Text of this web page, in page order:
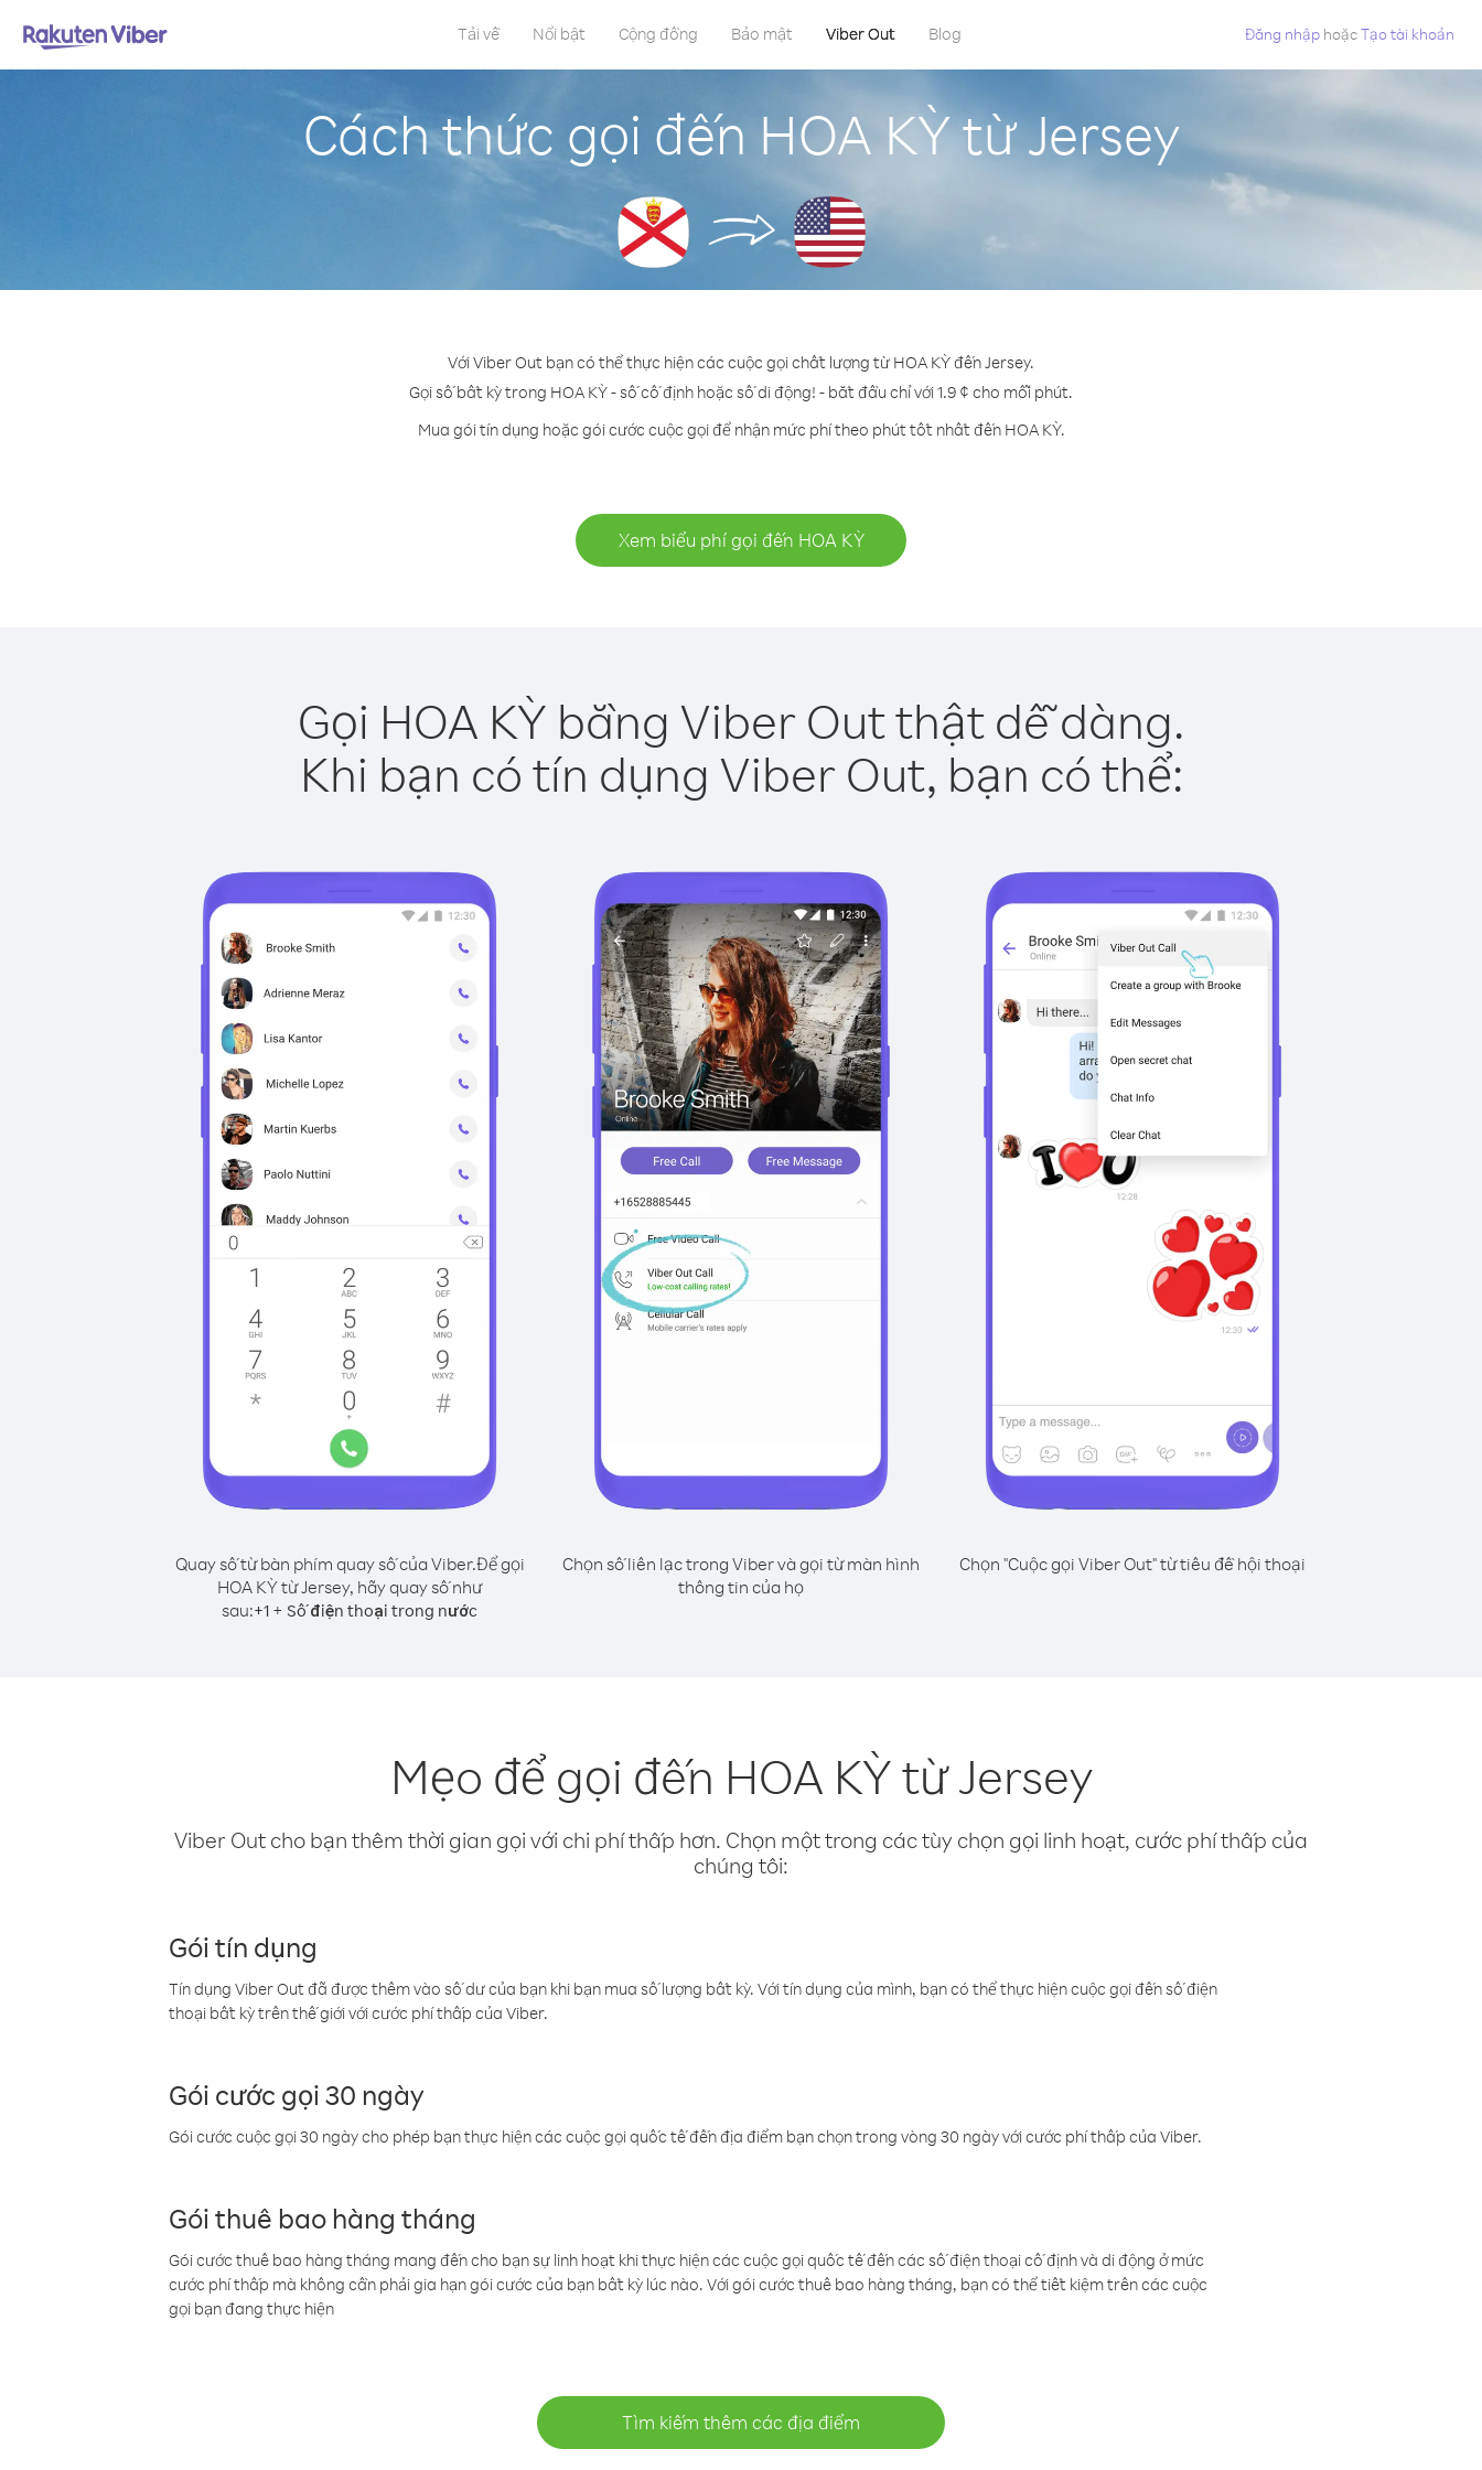
Tải về Nổi bật Cộng đồng Bảo mật Viber Out Blog Đăng nhập hoặcTạo tài khoản
Cách thức gọi đến HOA KỲ từ Jersey
Với Viber Out bạn có thể thực hiện các cuộc gọi chất lượng từ HOA KỲ đến Jersey.
Gọi số bất kỳ trong HOA KỲ - số cố định hoặc số di động! - bắt đầu chỉ với 1.9 ¢ cho mỗi phút.
Mua gói tín dụng hoặc gói cước cuộc gọi để nhận mức phí theo phút tốt nhất đến HOA KỲ.
Xem biểu phí gọi đến HOA KỲ
Gọi HOA KỲ bằng Viber Out thật dễ dàng.
Khi bạn có tín dụng Viber Out, bạn có thể:
Quay số từ bàn phím quay số của Viber.Để gọi
HOA KỲ từ Jersey, hãy quay số như
sau:+1 + Số điện thoại trong nước
Chọn số liên lạc trong Viber và gọi từ màn hình
thông tin của họ
Chọn "Cuộc gọi Viber Out" từ tiêu đề hội thoại
Mẹo để gọi đến HOA KỲ từ Jersey
Viber Out cho bạn thêm thời gian gọi với chi phí thấp hơn. Chọn một trong các tùy chọn gọi linh hoạt, cước phí thấp của
chúng tôi:
Gói tín dụng
Tín dụng Viber Out đã được thêm vào số dư của bạn khi bạn mua số lượng bất kỳ. Với tín dụng của mình, bạn có thể thực hiện cuộc gọi đến số điện
thoại bất kỳ trên thế giới với cước phí thấp của Viber.
Gói cước gọi 30 ngày
Gói cước cuộc gọi 30 ngày cho phép bạn thực hiện các cuộc gọi quốc tế đến địa điểm bạn chọn trong vòng 30 ngày với cước phí thấp của Viber.
Gói thuê bao hàng tháng
Gói cước thuê bao hàng tháng mang đến cho bạn sự linh hoạt khi thực hiện các cuộc gọi quốc tế đến các số điện thoại cố định và di động ở mức
cước phí thấp mà không cần phải gia hạn gói cước của bạn bất kỳ lúc nào. Với gói cước thuê bao hàng tháng, bạn có thể tiết kiệm trên các cuộc
gọi bạn đang thực hiện
Tìm kiếm thêm các địa điểm